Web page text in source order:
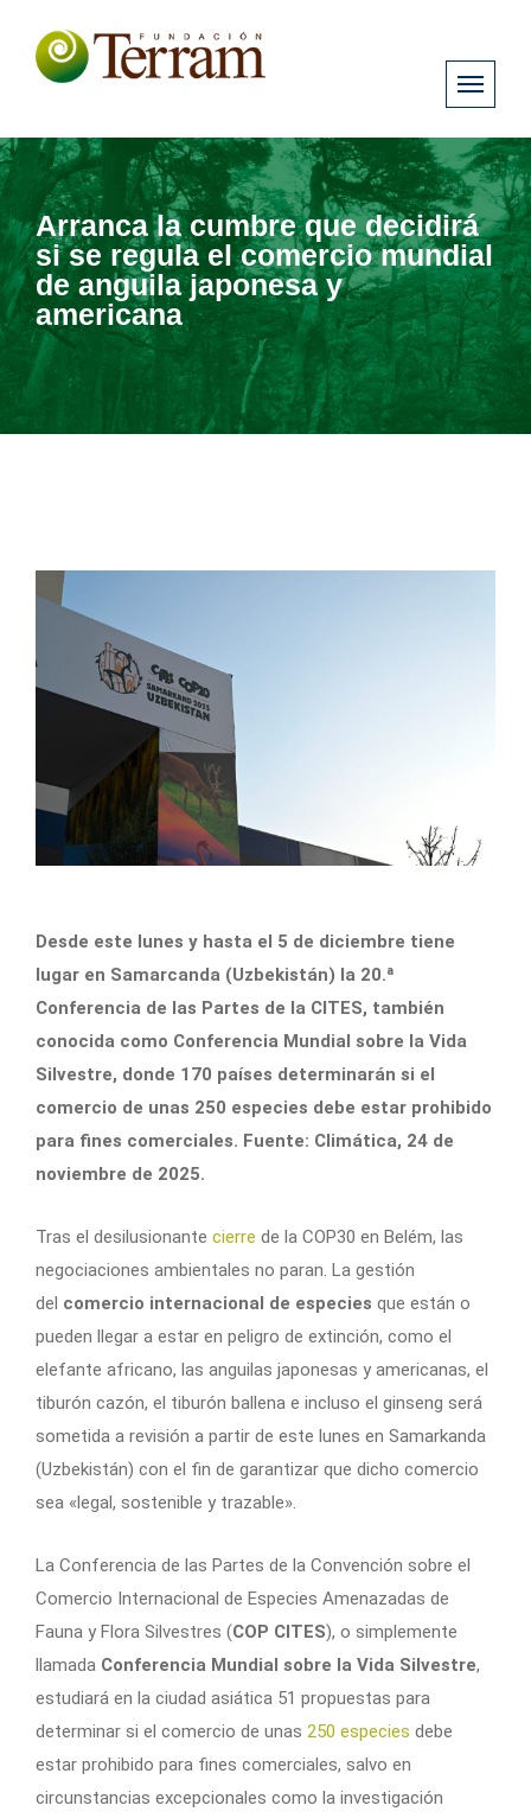
Arranca la cumbre que decidirá
si se regula el comercio mundial
de anguila japonesa y
americana
Desde este lunes y hasta el 5 de diciembre tiene
lugar en Samarcanda (Uzbekistán) la 20.ª
Conferencia de las Partes de la CITES, también
conocida como Conferencia Mundial sobre la Vida
Silvestre, donde 170 países determinarán si el
comercio de unas 250 especies debe estar prohibido
para fines comerciales. Fuente: Climática, 24 de
noviembre de 2025.
Tras el desilusionante cierre de la COP30 en Belém, las
negociaciones ambientales no paran. La gestión
del comercio internacional de especies que están o
pueden llegar a estar en peligro de extinción, como el
elefante africano, las anguilas japonesas y americanas, el
tiburón cazón, el tiburón ballena e incluso el ginseng será
sometida a revisión a partir de este lunes en Samarkanda
(Uzbekistán) con el fin de garantizar que dicho comercio
sea «legal, sostenible y trazable».
La Conferencia de las Partes de la Convención sobre el
Comercio Internacional de Especies Amenazadas de
Fauna y Flora Silvestres (COP CITES), o simplemente
llamada Conferencia Mundial sobre la Vida Silvestre,
estudiará en la ciudad asiática 51 propuestas para
determinar si el comercio de unas 250 especies debe
estar prohibido para fines comerciales, salvo en
circunstancias excepcionales como la investigación